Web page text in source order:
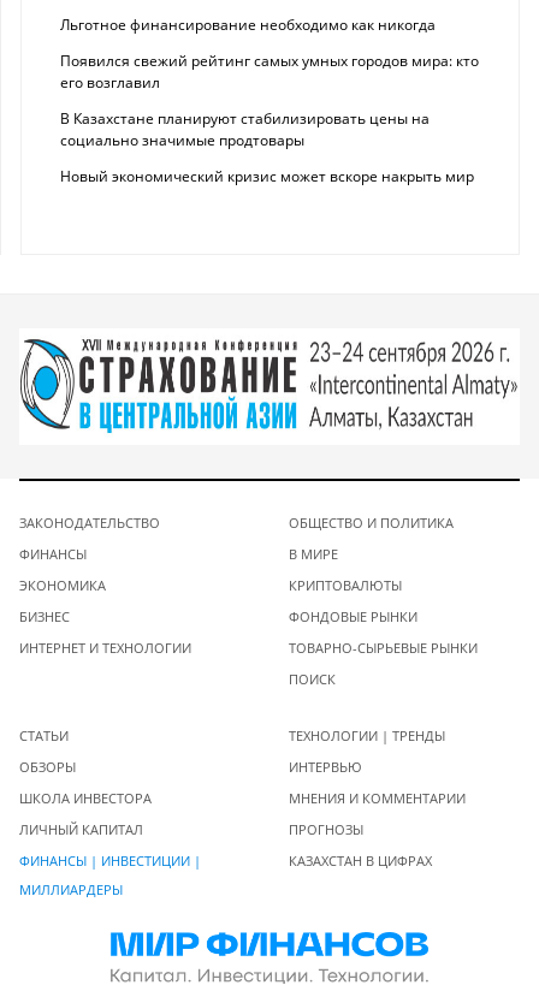
Льготное финансирование необходимо как никогда
Появился свежий рейтинг самых умных городов мира: кто
его возглавил
В Казахстане планируют стабилизировать цены на
социально значимые продтовары
Новый экономический кризис может вскоре накрыть мир
ЗАКОНОДАТЕЛЬСТВО
ФИНАНСЫ
ЭКОНОМИКА
БИЗНЕС
ИНТЕРНЕТ И ТЕХНОЛОГИИ
ОБЩЕСТВО И ПОЛИТИКА
В МИРЕ
КРИПТОВАЛЮТЫ
ФОНДОВЫЕ РЫНКИ
ТОВАРНО-СЫРЬЕВЫЕ РЫНКИ
ПОИСК
СТАТЬИ
ОБЗОРЫ
ШКОЛА ИНВЕСТОРА
ЛИЧНЫЙ КАПИТАЛ
ФИНАНСЫ | ИНВЕСТИЦИИ |
МИЛЛИАРДЕРЫ
ТЕХНОЛОГИИ | ТРЕНДЫ
ИНТЕРВЬЮ
МНЕНИЯ И КОММЕНТАРИИ
ПРОГНОЗЫ
КАЗАХСТАН В ЦИФРАХ